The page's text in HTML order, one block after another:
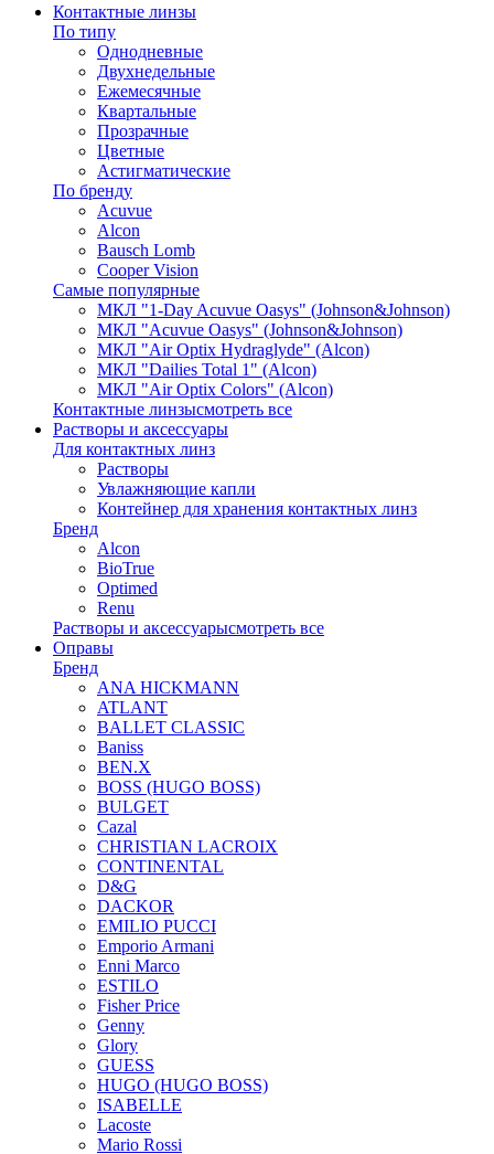
Контактные линзы
По типу
Однодневные
Двухнедельные
Ежемесячные
Квартальные
Прозрачные
Цветные
Астигматические
По бренду
Acuvue
Alcon
Bausch Lomb
Cooper Vision
Самые популярные
МКЛ "1-Day Acuvue Oasys" (Johnson&Johnson)
МКЛ "Acuvue Oasys" (Johnson&Johnson)
МКЛ "Air Optix Hydraglyde" (Alcon)
МКЛ "Dailies Total 1" (Alcon)
МКЛ "Air Optix Colors" (Alcon)
Контактные линзысмотреть все
Растворы и аксессуары
Для контактных линз
Растворы
Увлажняющие капли
Контейнер для хранения контактных линз
Бренд
Alcon
BioTrue
Optimed
Renu
Растворы и аксессуарысмотреть все
Оправы
Бренд
ANA HICKMANN
ATLANT
BALLET CLASSIC
Baniss
BEN.X
BOSS (HUGO BOSS)
BULGET
Cazal
CHRISTIAN LACROIX
CONTINENTAL
D&G
DACKOR
EMILIO PUCCI
Emporio Armani
Enni Marco
ESTILO
Fisher Price
Genny
Glory
GUESS
HUGO (HUGO BOSS)
ISABELLE
Lacoste
Mario Rossi